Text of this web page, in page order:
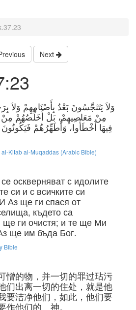
Next
وَلاَ يَتَنَجَّسُونَ بَعْدُ بِأَصْنَامِهِمْ وَلاَ
مِنْ مَعَاصِيهِمْ، بَلْ أُخَلِّصُهُمْ مِنْ
فِيهَا أَخْطَأُوا، وَأُطَهِّرُهُمْ
Kitab al-Muqaddas (Arabic Bible)
оскверняват с идолите
си и с всичките си
Аз ще ги спася от
където са
ги очистя; и те ще Ми
ще им бъда Бог.
Bible
憎的物，并一切的罪过玷污
们出离一切的住处，就是他
要洁净他们，如此，他们要
作他们的 神。